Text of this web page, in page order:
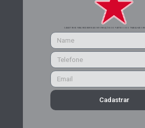
CADASTRE-SE PARA RECEBER MAIS INFORMAÇÕES DO PARTIDO DOS
Cadastrar